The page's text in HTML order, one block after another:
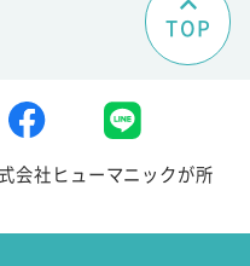
TOP
会社ヒューマニックが所